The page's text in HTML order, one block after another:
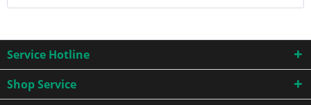
Service Hotline
Shop Service